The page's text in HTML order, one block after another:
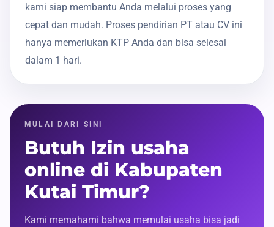
kami siap membantu Anda melalui proses yang
cepat dan mudah. Proses pendirian PT atau CV ini
hanya memerlukan KTP Anda dan bisa selesai
dalam 1 hari.
MULAI DARI SINI
Butuh Izin usaha
online di Kabupaten
Kutai Timur?
Kami memahami bahwa memulai usaha bisa jadi